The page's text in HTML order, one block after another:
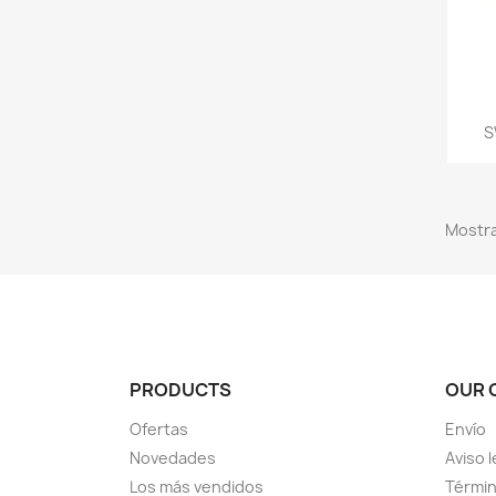
PRODUCTS
Ofertas
Novedades
Los más vendidos
OUR
Envío
Aviso